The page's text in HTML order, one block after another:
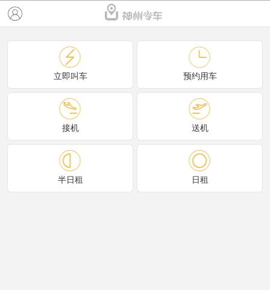
立即叫车 预约用车
接机 送机
半日租 日租